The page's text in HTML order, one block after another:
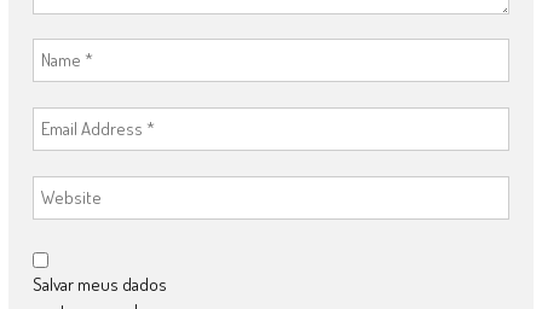
Salvar meus dados